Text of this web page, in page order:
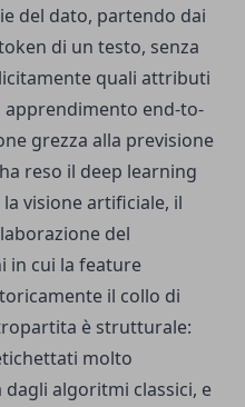
del dato, partendo dai
di un testo, senza
quali attributi
apprendimento end-to-
grezza alla previsione
reso il deep learning
visione artificiale, il
del
in cui la feature
il collo di
è strutturale:
molto
algoritmi classici, e